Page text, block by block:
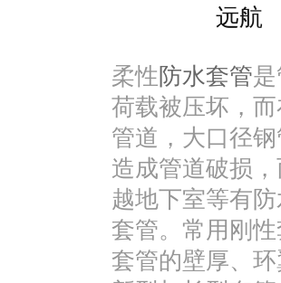
远航
柔性 防水套管
荷载被压坏，
管道，大口径
造成管道破损
越地下室等有
套管。常用刚
套管的壁厚、